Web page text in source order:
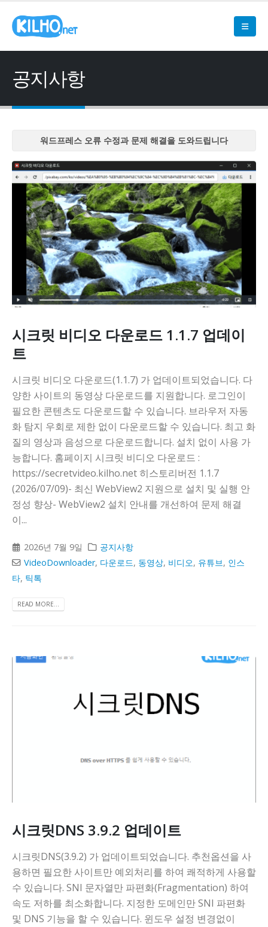
공지사항
워드프레스 오류 수정과 문제 해결을 도와드립니다
워드프레스 오류 수정과 문제 해결을 도와드립니다
워드프레스 오류 수정과 문제 해결을 도와드립니다
워드프레스 오류 수정과 문제 해결을 도와드립니다
시크릿 비디오 다운로드 1.1.7 업데이
트
시크릿 비디오 다운로드(1.1.7) 가 업데이트되었습니다. 다
양한 사이트의 동영상 다운로드를 지원합니다. 로그인이
필요한 콘텐츠도 다운로드할 수 있습니다. 브라우저 자동
화 탐지 우회로 제한 없이 다운로드할 수 있습니다. 최고 화
질의 영상과 음성으로 다운로드합니다. 설치 없이 사용 가
능합니다. 홈페이지 시크릿 비디오 다운로드 :
https://secretvideo.kilho.net 히스토리버전 1.1.7
(2026/07/09)- 최신 WebView2 지원으로 설치 및 실행 안
정성 향상- WebView2 설치 안내를 개선하여 문제 해결
이...
2026년 7월 9일
공지사항
VideoDownloader, 다운로드, 동영상, 비디오, 유튜브, 인스
타, 틱톡
READ MORE...
시크릿DNS 3.9.2 업데이트
시크릿DNS(3.9.2) 가 업데이트되었습니다. 추천옵션을 사
용하면 필요한 사이트만 예외처리를 하여 쾌적하게 사용할
수 있습니다. SNI 문자열만 파편화(Fragmentation) 하여
속도 저하를 최소화합니다. 지정한 도메인만 SNI 파편화
및 DNS 기능을 할 수 있습니다. 윈도우 설정 변경없이